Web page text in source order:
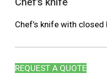
Chef’s knife with closed
REQUEST A QUOTE